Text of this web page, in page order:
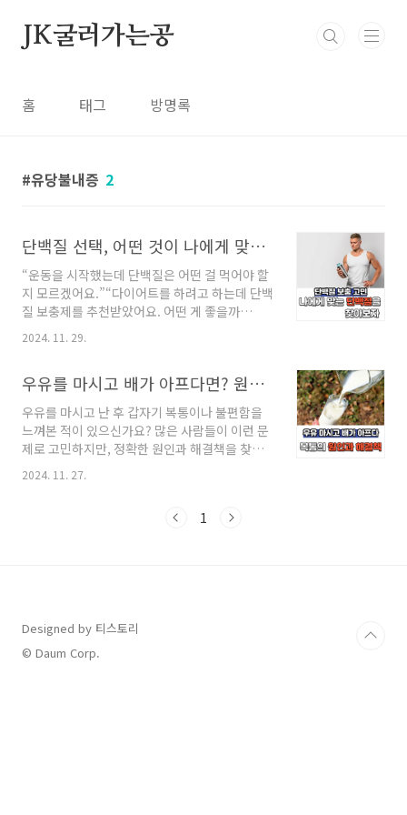
JK굴러가는공
홈 태그 방명록
유당불내증 2
단백질 선택, 어떤 것이 나에게 맞을까? 종류별 특징 비교
“운동을 시작했는데 단백질은 어떤 걸 먹어야 할
지 모르겠어요.”“다이어트를 하려고 하는데 단백
질 보충제를 추천받았어요. 어떤 게 좋을까
요?”이런 고민을 해본 적 있나요? 단백질은 근육
형성뿐 아니라 건강을 유지하는 데 필수적인 영
류가 너무 많아 어떤 것을 선택해야 할지 혼란스
러울 수 있습니다. 걱정하지 마세요! 오늘은 여러
분의 선택을 돕기 위해 단백질의 종류와 각각의
특징을 알아보고, 여러분의 건강 목표에 맞는 단
백질을 선택할 수 있는 팁을 알려드립니다. 빠르
게 흡수되는 단백질, 유청 단백질 알아보기 유청
는 제품 중 하나입니다. 주로 우유에서 추출하며,
2024. 11. 29.
우유를 마시고 배가 아프다면? 원인과 해결책 알아보기
우유를 마시고 난 후 갑자기 복통이나 불편함을
느껴본 적이 있으신가요? 많은 사람들이 이런 문
제로 고민하지만, 정확한 원인과 해결책을 찾지
못해 스트레스를 받곤 합니다. 오늘은 우유 섭취
후 나타나는 복통의 원인을 알아보고, 일상 속에
다. 우유가 원인이 되는 이유는? 우유를 마신 후
발효되며 가스와 복통을 유발합니다.● 증상: 복
통, 설사, 복부 팽만감 등이 나타날 수 있습니
2024. 11. 27.
1
Designed by 티스토리
© Daum Corp.